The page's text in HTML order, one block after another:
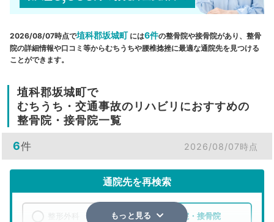
2026/08/07時点で埴科郡坂城町 には6件の整骨院や接骨院があり、整骨
院の詳細情報や口コミ等からむちうちや腰椎捻挫に最適な通院先を見つける
ことができます。
埴科郡坂城町で
むちうち・交通事故のリハビリにおすすめの
整骨院・接骨院一覧
6件 2026/08/07時点
通院先を再検索
整骨院・接骨院
もっと見る